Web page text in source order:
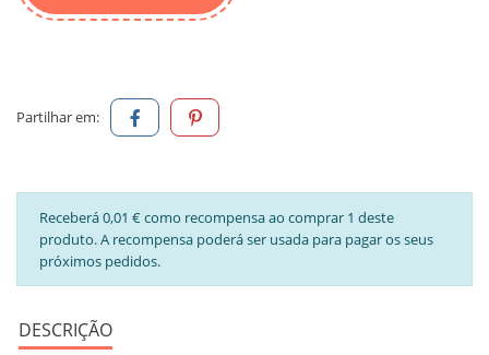
Partilhar em:
Receberá 0,01 € como recompensa ao comprar 1 deste
produto. A recompensa poderá ser usada para pagar os seus
próximos pedidos.
DESCRIÇÃO